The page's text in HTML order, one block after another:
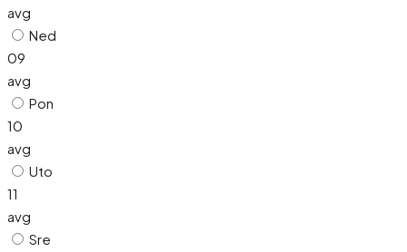
avg
Ned
09
avg
Pon
10
avg
Uto
11
avg
Sre